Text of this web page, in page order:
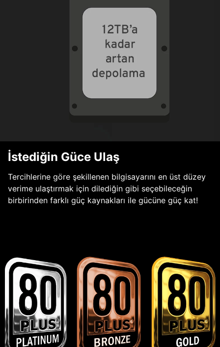
İstediğin Güce Ulaş
Tercihlerine göre şekillenen bilgisayarını en üst düzey
verime ulaştırmak için dilediğin gibi seçebileceğin
birbirinden farklı güç kaynakları ile gücüne güç kat!